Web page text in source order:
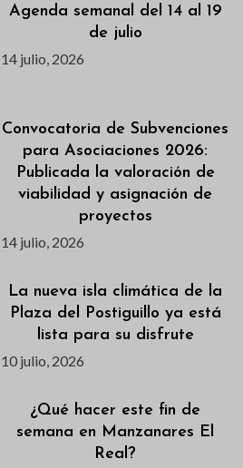
Agenda semanal del 14 al 19
de julio
14 julio, 2026
Convocatoria de Subvenciones
para Asociaciones 2026:
Publicada la valoración de
viabilidad y asignación de
proyectos
14 julio, 2026
La nueva isla climática de la
Plaza del Postiguillo ya está
lista para su disfrute
10 julio, 2026
¿Qué hacer este fin de
semana en Manzanares El
Real?